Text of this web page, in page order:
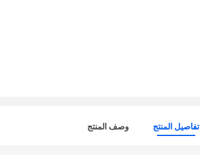
تفاصيل المنتج وصف المنتج